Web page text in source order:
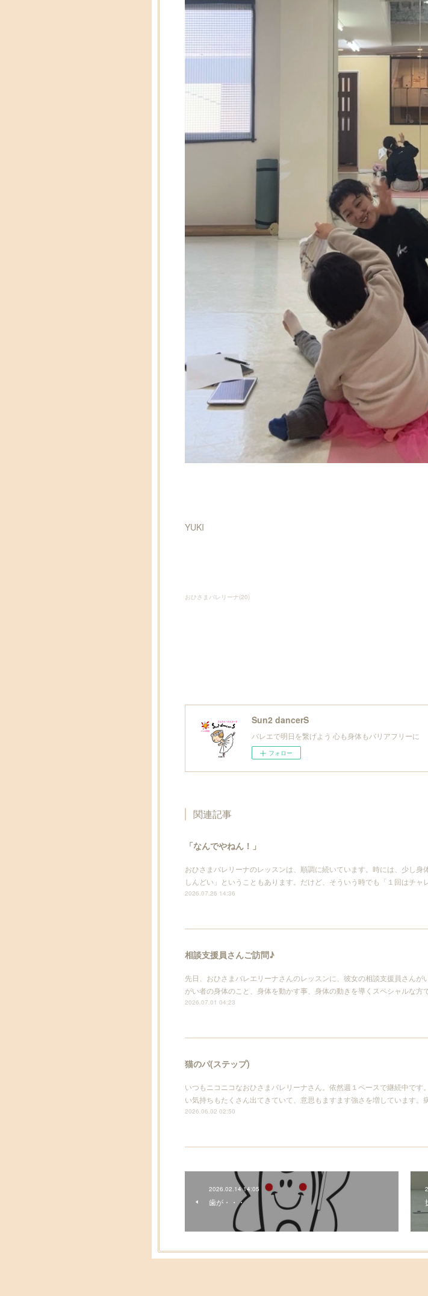
YUKI
おひさまバレリーナ(20)
Sun2 dancerS
バレエで明日を繋げよう 心も身体もバリアフリーに
フォロー
関連記事
「なんでやねん！」
おひさまバレリーナのレッスンは、順調に続いています。時には、少し身
しんどい」ということもあります。だけど、そういう時でも「１回はチャ
2026.07.26 14:36
相談支援員さんご訪問♪
先日、おひさまバレエリーナさんのレッスンに、彼女の相談支援員さんが
がい者の身体のこと、身体を動かす事、身体の動きを導くスペシャルな方
2026.07.01 04:23
猫のパ(ステップ)
いつもニコニコなおひさまバレリーナさん。依然週１ペースで継続中です
い気持ちもたくさん出てきていて、意思もますます強さを増しています。
2026.06.02 02:50
2026.02.14 14:05
歯が・・・